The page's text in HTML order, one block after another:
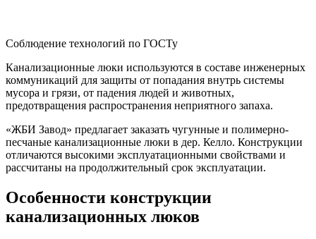
Соблюдение технологий по ГОСТу
Канализационные люки используются в составе инженерных
коммуникаций для защиты от попадания внутрь системы
мусора и грязи, от падения людей и животных,
предотвращения распространения неприятного запаха.
«ЖБИ Завод» предлагает заказать чугунные и полимерно-
песчаные канализационные люки в дер. Келло. Конструкции
отличаются высокими эксплуатационными свойствами и
рассчитаны на продолжительный срок эксплуатации.
Особенности конструкции
канализационных люков